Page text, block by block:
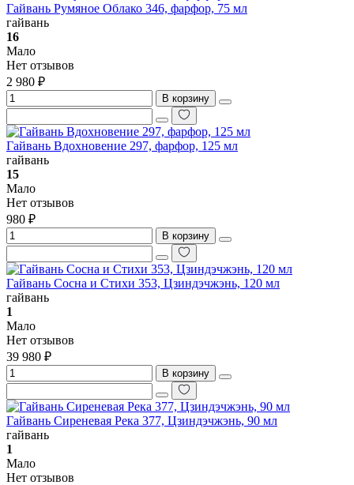
Гайвань Румяное Облако 346, фарфор, 75 мл
гайвань
16
Мало
Нет отзывов
2 980 ₽
В корзину
Гайвань Вдохновение 297, фарфор, 125 мл
гайвань
15
Мало
Нет отзывов
980 ₽
В корзину
Гайвань Сосна и Стихи 353, Цзиндэчжэнь, 120 мл
гайвань
1
Мало
Нет отзывов
39 980 ₽
В корзину
Гайвань Сиреневая Река 377, Цзиндэчжэнь, 90 мл
гайвань
1
Мало
Нет отзывов